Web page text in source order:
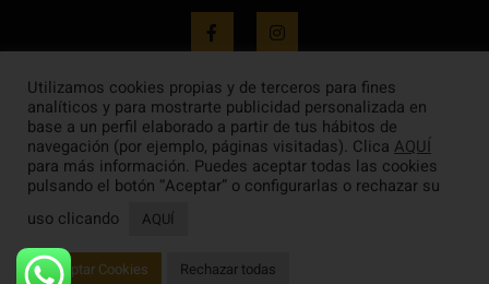
Copyright Deditec©2025. All Right Reserved.
Utilizamos cookies propias y de terceros para fines
analíticos y para mostrarte publicidad personalizada en
base a un perfil elaborado a partir de tus hábitos de
navegación (por ejemplo, páginas visitadas). Clica AQUÍ
para más información. Puedes aceptar todas las cookies
pulsando el botón “Aceptar” o configurarlas o rechazar su
uso clicando
AQUÍ
Aceptar Cookies Rechazar todas